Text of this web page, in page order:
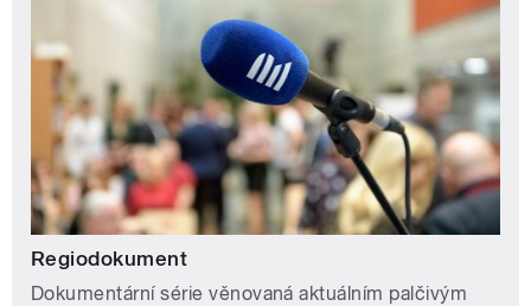
Regiodokument
Dokumentární série věnovaná aktuálním palčivým